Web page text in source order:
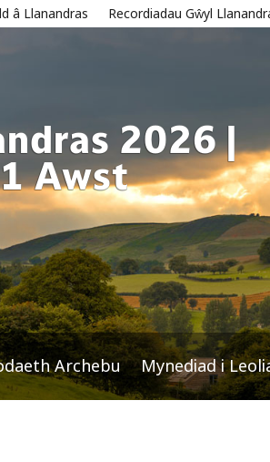
â Llanandras Recordiadau Gŵyl
2026 |
Awst
Archebu Mynediad i